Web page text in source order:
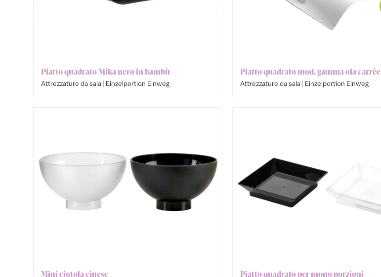
Piatto quadrato Mika nero in bambù
Attrezzature da sala | Einzelportion Einweg
Piatto quadrato mod. gamma ola carrèe
Attrezzature da sala | Einzelportion Einweg
Mini ciotola cinese Piatto quadrato per mono porzioni